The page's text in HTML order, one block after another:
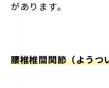
があります。
腰椎椎間関節（ようつ